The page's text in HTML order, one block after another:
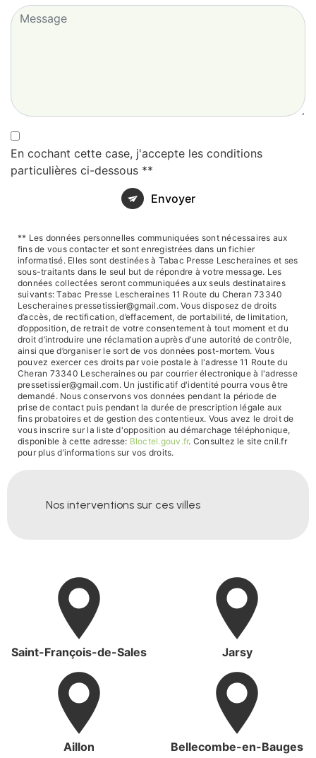
En cochant cette case, j'accepte les conditions
particulières ci-dessous **
Envoyer
** Les données personnelles communiquées sont nécessaires aux
fins de vous contacter et sont enregistrées dans un fichier
informatisé. Elles sont destinées à Tabac Presse Lescheraines et ses
sous-traitants dans le seul but de répondre à votre message. Les
données collectées seront communiquées aux seuls destinataires
suivants: Tabac Presse Lescheraines 11 Route du Cheran 73340
Lescheraines pressetissier@gmail.com. Vous disposez de droits
d’accès, de rectification, d’effacement, de portabilité, de limitation,
d’opposition, de retrait de votre consentement à tout moment et du
droit d’introduire une réclamation auprès d’une autorité de contrôle,
ainsi que d’organiser le sort de vos données post-mortem. Vous
pouvez exercer ces droits par voie postale à l'adresse 11 Route du
Cheran 73340 Lescheraines ou par courrier électronique à l'adresse
pressetissier@gmail.com. Un justificatif d'identité pourra vous être
demandé. Nous conservons vos données pendant la période de
prise de contact puis pendant la durée de prescription légale aux
fins probatoires et de gestion des contentieux. Vous avez le droit de
vous inscrire sur la liste d'opposition au démarchage téléphonique,
disponible à cette adresse: Bloctel.gouv.fr. Consultez le site cnil.fr
pour plus d’informations sur vos droits.
Nos interventions sur ces villes
Saint-François-de-Sales Jarsy
Aillon Bellecombe-en-Bauges